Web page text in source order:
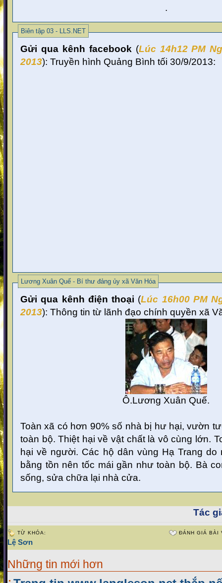
.
Biên tập 03 - LLS.NET
Gửi qua kênh facebook (Lúc 14h12 PM
2013): Truyền hình Quảng Bình tối 30/9/2013:
Lương Xuân Quế - Bí thư đảng ủy xã Văn Hóa
Gửi qua kênh điện thoại (Lúc 16h00 PM
2013): Thông tin từ lãnh đạo chính quyền xã
Ô.Lương Xuân Quế.
Toàn xã có hơn 90% số nhà bị hư hại, vườn
toàn bộ. Thiệt hại về vật chất là vô cùng lớn.
hại về người. Các hộ dân vùng Hạ Trang do
bằng tồn nên tốc mái gần như toàn bộ. Bà
sống, sửa chữa lại nhà cửa.
Tác
TỪ KHÓA:
Lệ Sơn
ĐÁNH GIÁ BÀI
Những tin mới hơn